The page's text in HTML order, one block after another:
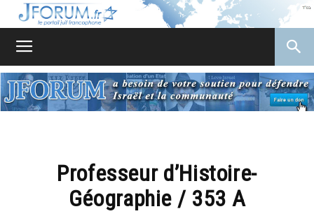
Professeur d’Histoire-
Géographie / 353 A